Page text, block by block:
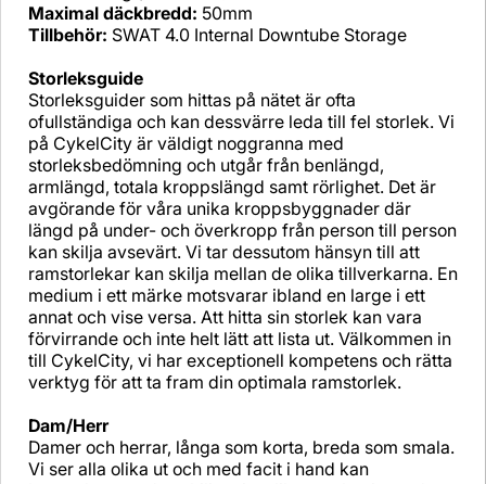
Maximal däckbredd: 50mm
Tillbehör: SWAT 4.0 Internal Downtube Storage
Storleksguide
Storleksguider som hittas på nätet är ofta
ofullständiga och kan dessvärre leda till fel storlek. Vi
på CykelCity är väldigt noggranna med
storleksbedömning och utgår från benlängd,
armlängd, totala kroppslängd samt rörlighet. Det är
avgörande för våra unika kroppsbyggnader där
längd på under- och överkropp från person till person
kan skilja avsevärt. Vi tar dessutom hänsyn till att
ramstorlekar kan skilja mellan de olika tillverkarna. En
medium i ett märke motsvarar ibland en large i ett
annat och vise versa. Att hitta sin storlek kan vara
förvirrande och inte helt lätt att lista ut. Välkommen in
till CykelCity, vi har exceptionell kompetens och rätta
verktyg för att ta fram din optimala ramstorlek.
Dam/Herr
Damer och herrar, långa som korta, breda som smala.
Vi ser alla olika ut och med facit i hand kan